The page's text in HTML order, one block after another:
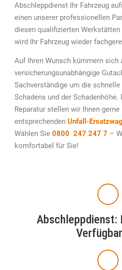
Abschleppdienst Ihr Fahrzeug
einen unserer professionellen
diesen qualifizierten Werkstätten
wird Ihr Fahrzeug wieder
Auf Ihren Wunsch kümmern sich
versicherungsunabhängige
Sachverständige um die
Schadens und der Schadenhöhe.
Reparatur stellen wir Ihnen gerne
entsprechenden Unfall-
Wählen Sie 0800 247 247 7 –
komfortabel für Sie!
Abschleppdienst: